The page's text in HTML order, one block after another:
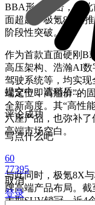
BBA形成冲击，但
面超越，极氪8X的
阶段性突破。
作为首款直面硬刚
高压架构、浩瀚AI
驾驶系统等，均实现
端定位即高溢价”的
全新高度。其“高性
六座产品，也弥补
高端市场空白。
与此同时，极氪8X
牌高端产品布局。
大型SUV销冠，近4
提交中，请稍后...
评论成功
写点什么吧
60
77395
取消
登录